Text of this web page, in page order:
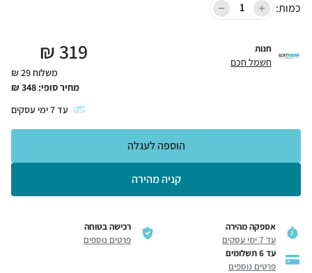
כמות:
חנות
חשמל חכם 319
₪
משלוח 29 ₪
מחיר סופי: 348
₪
עד7ימי עסקים
קניה מהירה
הוספה לעגלה
אספקה מהירה
עד 7 ימי עסקים
רכישה בטוחה
פרטים נוספים
עד 6 תשלומים
פרטים נוספים